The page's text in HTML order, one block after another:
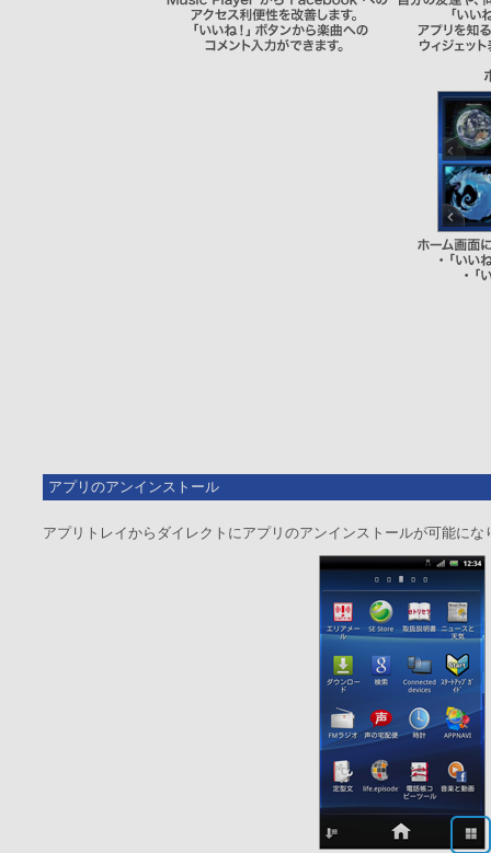
アプリのアンインストール
アプリトレイからダイレクトにアプリのアンインストールが可能に